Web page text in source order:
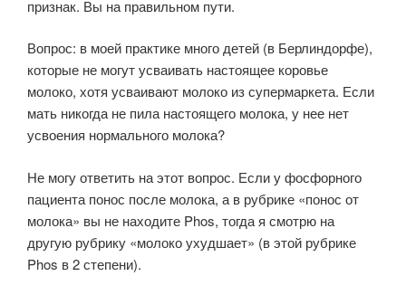
признак. Вы на правильном пути.
Вопрос: в моей практике много детей (в Берлиндорфе),
которые не могут усваивать настоящее коровье
молоко, хотя усваивают молоко из супермаркета. Если
мать никогда не пила настоящего молока, у нее нет
усвоения нормального молока?
Не могу ответить на этот вопрос. Если у фосфорного
пациента понос после молока, а в рубрике «понос от
молока» вы не находите Phos, тогда я смотрю на
другую рубрику «молоко ухудшает» (в этой рубрике
Phos в 2 степени).